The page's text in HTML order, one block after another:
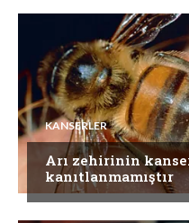
KANSERLER
Arı zehirinin
kanıtlanmamıştır